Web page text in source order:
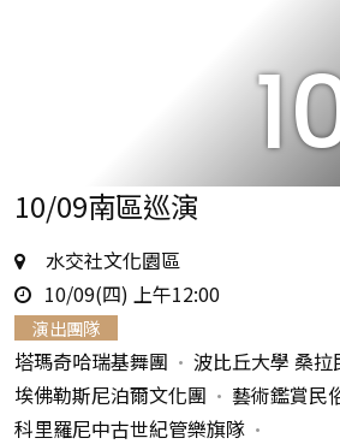
10/09南區巡演
地
點
水交社文化園區
時
間
10/09(四) 上午12:00
演出團隊
塔瑪奇哈瑞基舞團
波比丘大學 桑拉
埃佛勒斯尼泊爾文化團
藝術鑑賞民
科里羅尼中古世紀管樂旗隊